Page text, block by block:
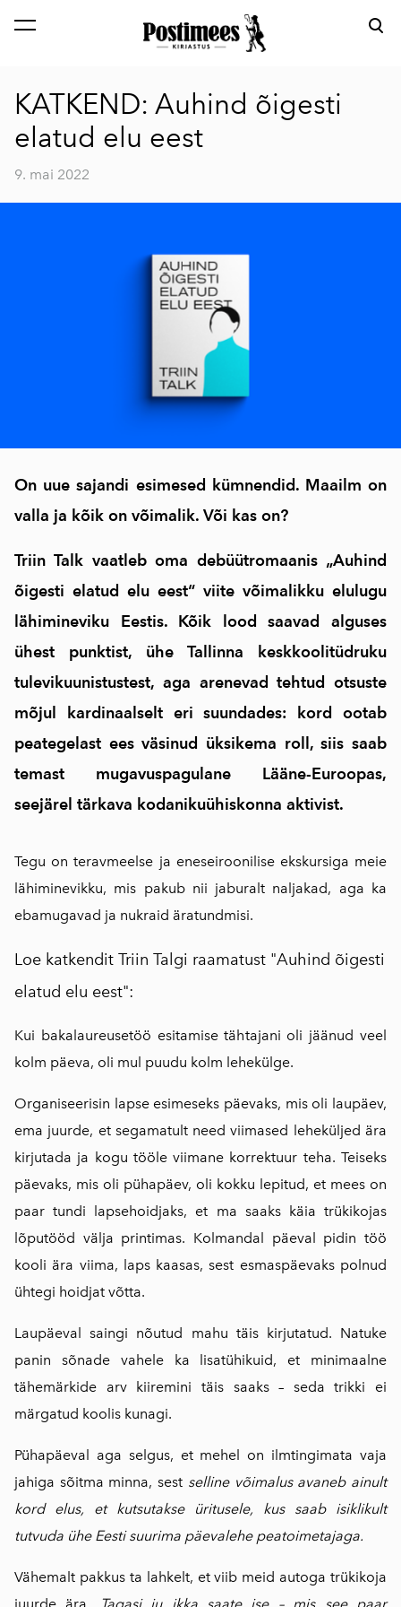
lisati ostukorvi. Vaata ostukorvi
KATKEND: Auhind õigesti
elatud elu eest
9. mai 2022
On uue sajandi esimesed kümnendid. Maailm on
valla ja kõik on võimalik. Või kas on?
Triin Talk vaatleb oma debüütromaanis „Auhind
õigesti elatud elu eest“ viite võimalikku elulugu
lähimineviku Eestis. Kõik lood saavad alguses
ühest punktist, ühe Tallinna keskkoolitüdruku
tulevikuunistustest, aga arenevad tehtud otsuste
mõjul kardinaalselt eri suundades: kord ootab
peategelast ees väsinud üksikema roll, siis saab
temast mugavuspagulane Lääne-Euroopas,
seejärel tärkava kodanikuühiskonna aktivist.
Tegu on teravmeelse ja eneseiroonilise ekskursiga meie
lähiminevikku, mis pakub nii jaburalt naljakad, aga ka
ebamugavad ja nukraid äratundmisi.
Loe katkendit Triin Talgi raamatust "Auhind õigesti
elatud elu eest":
Kui bakalaureusetöö esitamise tähtajani oli jäänud veel
kolm päeva, oli mul puudu kolm lehekülge.
Organiseerisin lapse esimeseks päevaks, mis oli laupäev,
ema juurde, et segamatult need viimased leheküljed ära
kirjutada ja kogu tööle viimane korrektuur teha. Teiseks
päevaks, mis oli pühapäev, oli kokku lepitud, et mees on
paar tundi lapsehoidjaks, et ma saaks käia trükikojas
lõputööd välja printimas. Kolmandal päeval pidin töö
kooli ära viima, laps kaasas, sest esmaspäevaks polnud
ühtegi hoidjat võtta.
Laupäeval saingi nõutud mahu täis kirjutatud. Natuke
panin sõnade vahele ka lisatühikuid, et minimaalne
tähemärkide arv kiiremini täis saaks – seda trikki ei
märgatud koolis kunagi.
Pühapäeval aga selgus, et mehel on ilmtingimata vaja
jahiga sõitma minna, sest selline võimalus avaneb ainult
kord elus, et kutsutakse üritusele, kus saab isiklikult
tutvuda ühe Eesti suurima päevalehe peatoimetajaga.
Vähemalt pakkus ta lahkelt, et viib meid autoga trükikoja